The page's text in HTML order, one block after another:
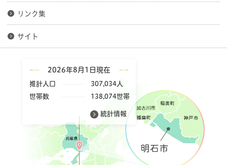
リンク集
サイト
2026年8月1日現在
推計人口
307,034人
世帯数
138,074世帯
統計情報